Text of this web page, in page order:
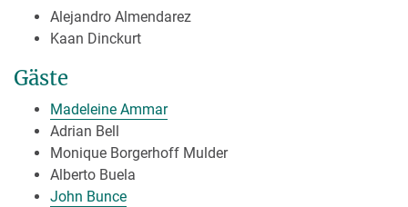
Alejandro Almendarez
Kaan Dinckurt
Gäste
Madeleine Ammar
Adrian Bell
Monique Borgerhoff Mulder
Alberto Buela
John Bunce